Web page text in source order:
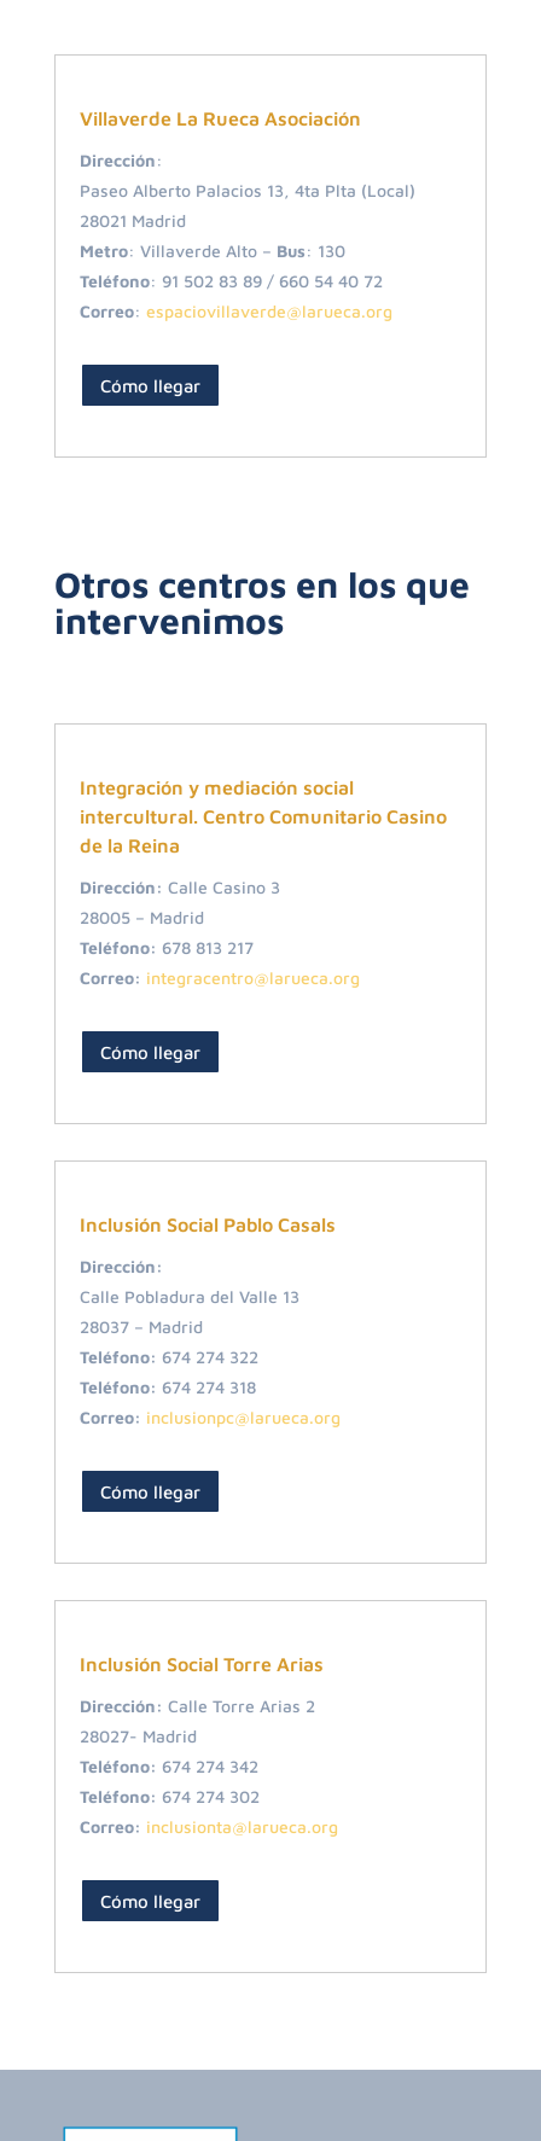
Villaverde La Rueca Asociación
Dirección:
Paseo Alberto Palacios 13, 4ta Plta (Local)
28021 Madrid
Metro: Villaverde Alto – Bus: 130
Teléfono: 91 502 83 89 / 660 54 40 72
Correo: espaciovillaverde@larueca.org
Cómo llegar
Otros centros en los que
intervenimos
Integración y mediación social
intercultural. Centro Comunitario Casino
de la Reina
Dirección: Calle Casino 3
28005 – Madrid
Teléfono: 678 813 217
Correo: integracentro@larueca.org
Cómo llegar
Inclusión Social Pablo Casals
Dirección:
Calle Pobladura del Valle 13
28037– Madrid
Teléfono: 674 274 322
Teléfono: 674 274 318
Correo: inclusionpc@larueca.org
Cómo llegar
Inclusión Social Torre Arias
Dirección: Calle Torre Arias 2
28027- Madrid
Teléfono: 674 274 342
Teléfono: 674 274 302
Correo: inclusionta@larueca.org
Cómo llegar